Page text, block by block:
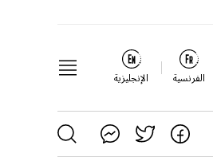
الفرنسية الإنجليزية